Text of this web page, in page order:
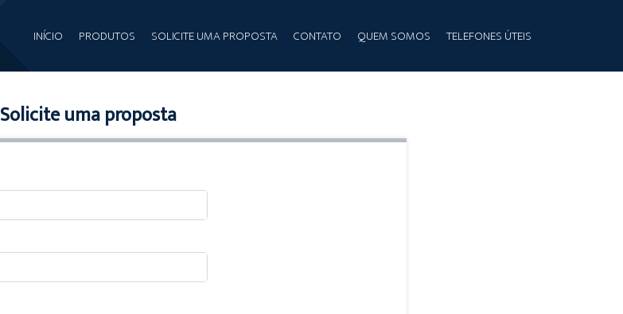
INÍCIO PRODUTOS SOLICITE UMA PROPOSTA CONTATO QUEM SOMOS TELEFONES ÚTEIS
Solicite uma proposta